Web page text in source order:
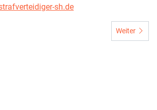
sh.de
Nächster
Weiter